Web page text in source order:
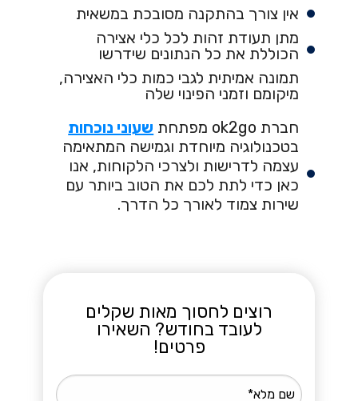
אין צורך בהתקנה מסובכת במשאית
מתן תעודת זהות לכל כלי אצירה
הכוללת את כל הנתונים שידרשו
תמונה אמיתית לגבי כמות כלי האצירה,
מיקומם וזמני הפינוי שלה
חברת ok2go מפתחת
שעוני נוכחות
בטכנולוגיה מיוחדת וגמישה המתאימה
עצמה לדרישות ולצרכי הלקוחות, אנו
כאן כדי לתת לכם את הטוב ביותר עם
שירות צמוד לאורך כל הדרך.
רוצים לחסוך מאות שקלים
לעובד בחודש? השאירו
פרטים!